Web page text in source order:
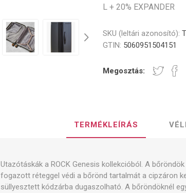
L + 20% EXPANDER
SKU (leltári azonosító):
GTIN: 5060951504151
Megosztás:
TERMÉKLEÍRÁS
Utazótáskák a ROCK Genesis kollekcióból. A
fogazott réteggel védi a bőrönd tartalmát a cipzáron
süllyesztett kódzárba dugaszolható. A bőröndöknél